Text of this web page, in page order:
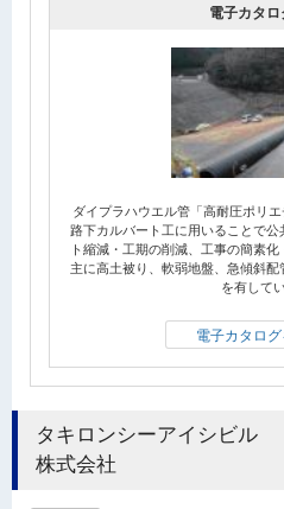
電子カタ
ダイプラハウエル管「高耐圧ポリ
路下カルバート工に用いることで
ト縮減・工期の削減、工事の簡素化
主に高土被り、軟弱地盤、急傾斜
を有してい
電子カタロ
タキロンシーアイシビル
株式会社